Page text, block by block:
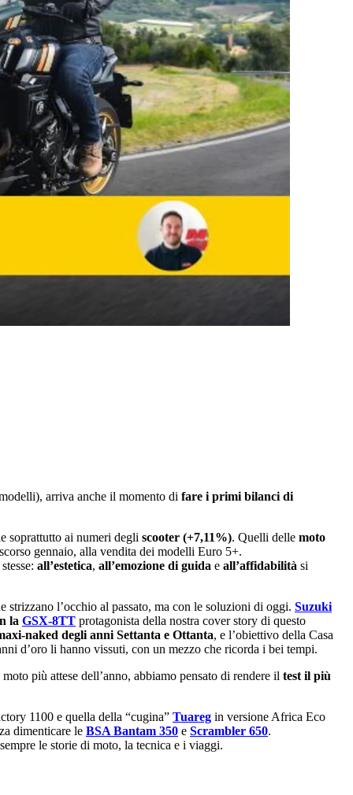
arriva anche il momento di fare i primi bilanci di
soprattutto ai numeri degli scooter (+7,11%). Quelli delle moto
gennaio, alla vendita dei modelli Euro 5+.
all’estetica, all’emozione di guida e all’affidabilità si
l’occhio al passato, ma con le soluzioni di oggi. Suzuki
la GSX-8TT protagonista della nostra cover story di questo
naked degli anni Settanta e Ottanta, e l’obiettivo della Casa
d’oro li hanno vissuti, con un mezzo che ricorda i bei tempi.
più attese dell’anno, abbiamo pensato di rendere il test il più
1100 e quella della “cugina” Tuareg in versione Africa Eco
dimenticare le BSA Bantam 350 e Scrambler 650.
le storie di moto, la tecnica e i viaggi.